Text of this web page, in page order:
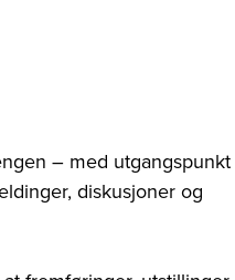
– med
diskusjoner og